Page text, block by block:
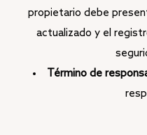
propietario debe
actualizado y el
Término de